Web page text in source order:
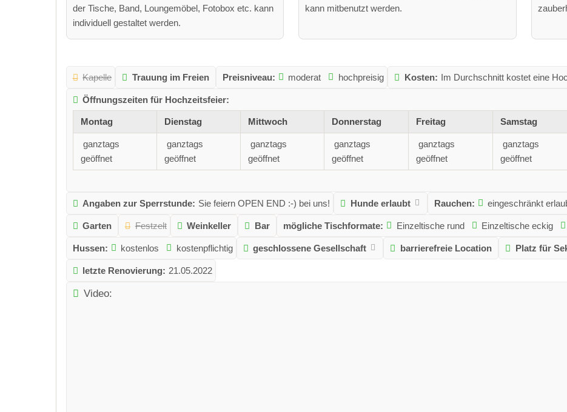
der Tische, Band, Loungemöbel, Fotobox etc. kann
individuell gestaltet werden.
kann mitbenutzt werden.
Kapelle Trauung im Freien Preisniveau: moderat hochpreisig Kosten: Im Durchschnitt kostet eine
Öffnungszeiten für Hochzeitsfeier:
Montag Dienstag Mittwoch Donnerstag Freitag Samstag
ganztags
geöffnet
ganztags
geöffnet
ganztags
geöffnet
ganztags
geöffnet
ganztags
geöffnet
ganztags
geöffnet
Angaben zur Sperrstunde: Sie feiern OPEN END :-) bei uns! Hunde erlaubt Rauchen: eingeschränkt
Garten Festzelt Weinkeller Bar mögliche Tischformate: Einzeltische rund Einzeltische eckig
Hussen: kostenlos kostenpflichtig geschlossene Gesellschaft barrierefreie Location Platz für
letzte Renovierung: 21.05.2022
Video: